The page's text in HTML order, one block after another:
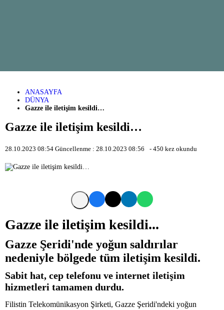
ANASAYFA
DÜNYA
Gazze ile iletişim kesildi…
Gazze ile iletişim kesildi…
28.10.2023 08:54 Güncellenme : 28.10.2023 08:56 - 450 kez okundu
Gazze ile iletişim kesildi...
Gazze Şeridi'nde yoğun saldırılar
nedeniyle bölgede tüm iletişim kesildi.
Sabit hat, cep telefonu ve internet iletişim
hizmetleri tamamen durdu.
Filistin Telekomünikasyon Şirketi, Gazze Şeridi'ndeki yoğun